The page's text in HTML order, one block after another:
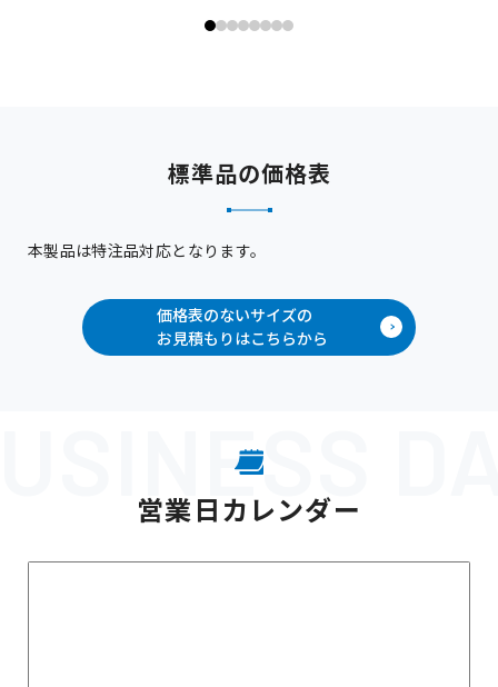
標準品の価格表
本製品は特注品対応となります。
価格表のないサイズの
お見積もりはこちらから
営業日カレンダー